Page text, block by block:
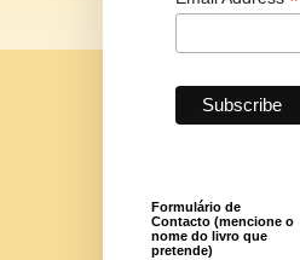
Formulário de
Contacto (mencione o
nome do livro que
pretende)